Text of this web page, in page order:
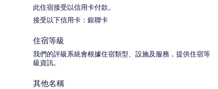
此住宿接受以信用卡付款。
接受以下信用卡：銀聯卡
住宿等級
我們的評級系統會根據住宿類型、設施及服務，提供住宿等
級資訊。
其他名稱